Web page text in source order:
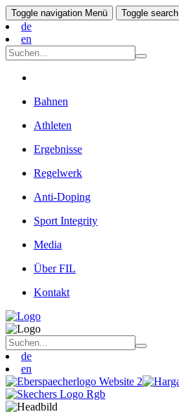
Toggle navigation Menü Toggle search
de
en
Bahnen
Athleten
Ergebnisse
Regelwerk
Anti-Doping
Sport Integrity
Media
Über FIL
Kontakt
de
en